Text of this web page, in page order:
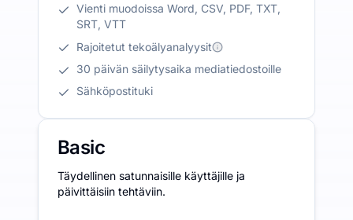
Vienti muodoissa Word, CSV, PDF, TXT,
SRT, VTT
Rajoitetut tekoälyanalyysit
30 päivän säilytysaika mediatiedostoille
Sähköpostituki
Basic
Täydellinen satunnaisille käyttäjille ja
päivittäisiin tehtäviin.